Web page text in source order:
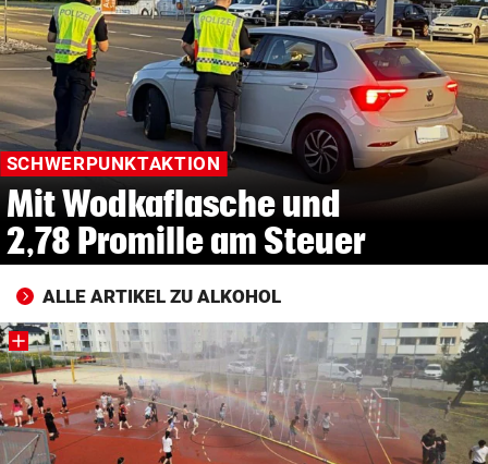
© Krone Multimedia GmbH & Co KG 2026
Muthgasse 2, 1190 Wien
SCHWERPUNKTAKTION
Mit Wodkaflasche und
2,78 Promille am Steuer
ALLE ARTIKEL ZU ALKOHOL